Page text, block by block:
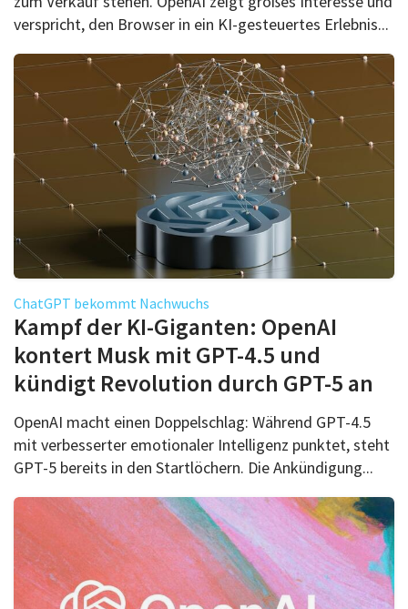
verspricht, den Browser in ein KI-gesteuertes Erlebnis...
ChatGPT bekommt Nachwuchs
Kampf der KI-Giganten: OpenAI
kontert Musk mit GPT-4.5 und
kündigt Revolution durch GPT-5 an
OpenAI macht einen Doppelschlag: Während GPT-4.5
mit verbesserter emotionaler Intelligenz punktet, steht
GPT-5 bereits in den Startlöchern. Die Ankündigung...